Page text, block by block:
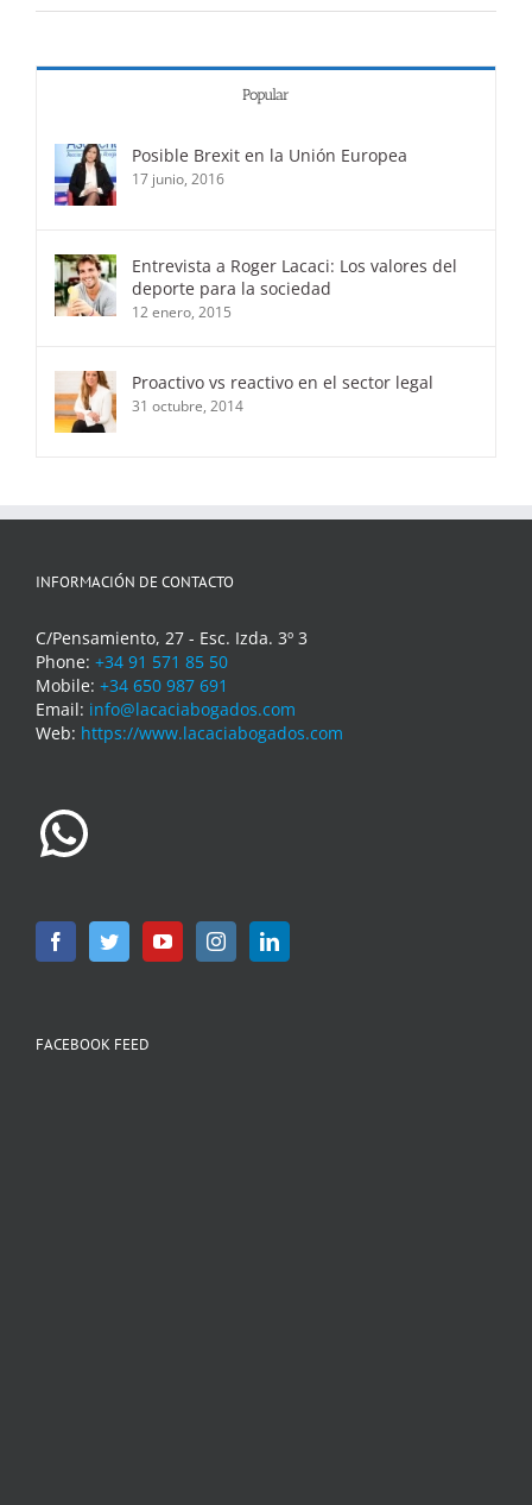
Popular
Posible Brexit en la Unión Europea
17 junio, 2016
Entrevista a Roger Lacaci: Los valores del
deporte para la sociedad
12 enero, 2015
Proactivo vs reactivo en el sector legal
31 octubre, 2014
INFORMACIÓN DE CONTACTO
C/Pensamiento, 27 - Esc. Izda. 3º 3
Phone: +34 91 571 85 50
Mobile: +34 650 987 691
Email: info@lacaciabogados.com
Web: https://www.lacaciabogados.com
FACEBOOK FEED